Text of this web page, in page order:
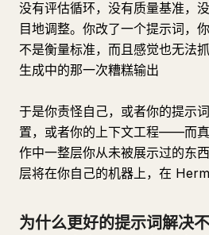
没有评估循环，没有质量基准，
目地调整。你改了一个提示词，你
不是衡量标准，而且感觉也无法
生成中的那一次糟糕输出
于是你责怪自己，或者你的提示
置，或者你的上下文工程——而
作中一整层你从未被展示过的东
层将在你自己的机器上，在
为什么更好的提示词解决